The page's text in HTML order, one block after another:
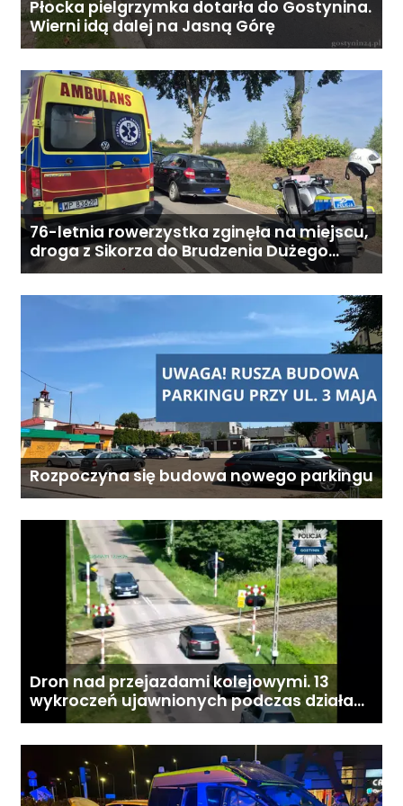
9:00–18:00
Płocka pielgrzymka dotarła do Gostynina.
Wierni idą dalej na Jasną Górę
76-letnia rowerzystka zginęła na miejscu,
droga z Sikorza do Brudzenia Dużego
zablokowana
Rozpoczyna się budowa nowego parkingu
Dron nad przejazdami kolejowymi. 13
wykroczeń ujawnionych podczas działań
„Bezpieczny przejazd kolejowy”